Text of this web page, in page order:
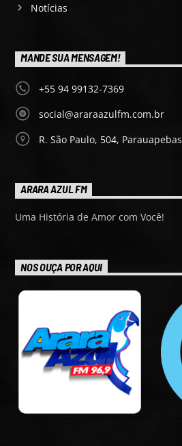
Notícias
MANDE SUA MENSAGEM!
+55 94 99132-7369
social@araraazulfm.com.br
R. São Paulo, 504, Parauapebas
ARARA AZUL FM
Uma História de Amor com Você!
NOS OUÇA POR AQUI